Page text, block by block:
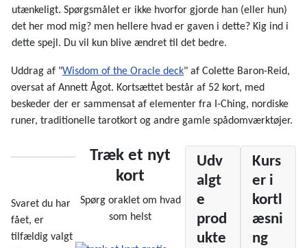
utænkeligt. Spørgsmålet er ikke hvorfor gjorde han (eller hun)
det her mod mig? men hellere hvad er gaven i dette? Kig ind i
dette spejl. Du vil kun blive ændret til det bedre.
Uddrag af "Wisdom of the Oracle deck" af Colette Baron-Reid,
oversat af Annett Ågot. Kortsættet består af 52 kort, med
beskeder der er sammensat af elementer fra I-Ching, nordiske
runer, traditionelle tarotkort og andre gamle spådomværktøjer.
Svaret du har
fået, er
tilfældig valgt
Træk et nyt
kort
Spørg oraklet om hvad
som helst
Udv
algt
e
prod
ukte
Kurs
er i
kortl
æsni
ng